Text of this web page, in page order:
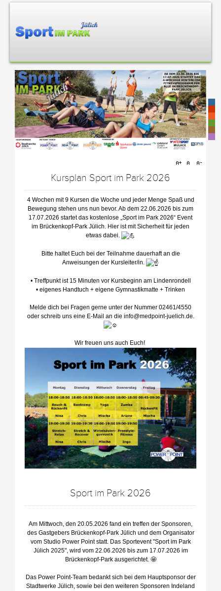
Kursplan Sport im Park 2026
4 Wochen mit 9 Kursen die Woche und jeder Menge Spaß und
Bewegung stehen uns nun bevor. Ab dem 22.06.2026 bis zum
17.07.2026 startet das kostenlose „Sport im Park 2026“ Event
im Brückenkopf-Park Jülich. Hier ist mit Sicherheit für jeden
etwas dabei.
Bitte haltet Euch bei der Teilnahme dauerhaft an die
Anweisungen der Kursleiter/in.
• Treffpunkt ist 15 Minuten vor Kursbeginn am Lindenrondell
• eigenes Handtuch + eigene Gymnastikmatte + Trinken
Melde dich bei Fragen gerne unter der Nummer 02461/4550
oder schreib uns eine E-Mail an die info@medpoint-juelich.de.
Wir freuen uns auch Euch!
Sport im Park 2026
Am Mittwoch, den 20.05.2026 fand ein treffen der Sponsoren,
des Gastgebers Brückenkopf-Park Jülich und dem Organisator
vom Studio Power Point statt. Das Sportevent "Sport im Park
Jülich 2025", wird vom 22.06.2026 bis zum 17.07.2026 im
Brückenkopf-Park ausgerichtet. 🤩
Das Power Point-Team bedankt sich bei dem Hauptsponsor der
Stadtwerke Jülich, sowie bei den weiteren Sponsoren Indeland